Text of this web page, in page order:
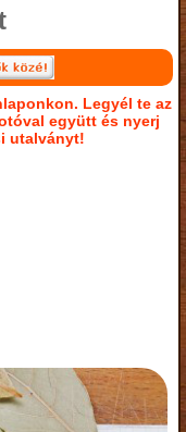
Legyél te az
együtt és nyerj
utalványt!